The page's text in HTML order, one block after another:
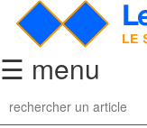
☰ menu
Jeu
d’Echecs